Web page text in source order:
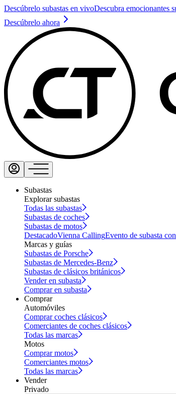
Descúbrelo subastas en vivoDescubra emocionantes
Descúbrelo ahora
Subastas
Explorar subastas
Todas las subastas
Subastas de coches
Subastas de motos
DestacadoVienna CallingEvento de subasta
Marcas y guías
Subastas de Porsche
Subastas de Mercedes-Benz
Subastas de clásicos británicos
Vender en subasta
Comprar en subasta
Comprar
Automóviles
Comprar coches clásicos
Comerciantes de coches clásicos
Todas las marcas
Motos
Comprar motos
Comerciantes motos
Todas las marcas
Vender
Privado